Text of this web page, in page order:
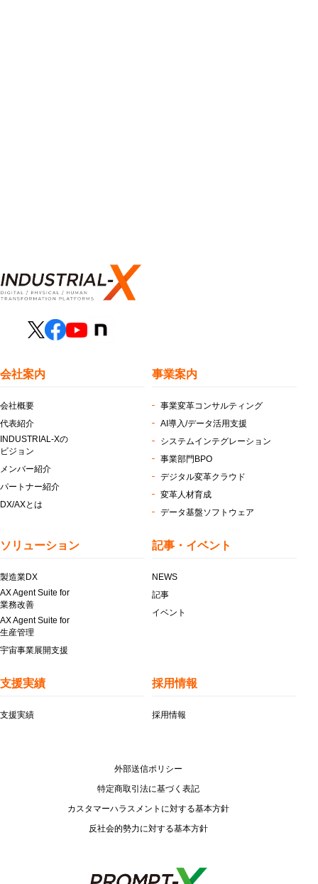
会社案内
会社概要
代表紹介
INDUSTRIAL-Xの
ビジョン
メンバー紹介
パートナー紹介
DX/AXとは
事業案内
事業変革コンサルティング
AI導入/データ活用支援
システムインテグレーション
事業部門BPO
デジタル変革クラウド
変革人材育成
データ基盤ソフトウェア
ソリューション
製造業DX
AX Agent Suite for
業務改善
AX Agent Suite for
生産管理
宇宙事業展開支援
記事・イベント
NEWS
記事
イベント
支援実績
支援実績
採用情報
採用情報
外部送信ポリシー
特定商取引法に基づく表記
カスタマーハラスメントに対する基本方針
反社会的勢力に対する基本方針